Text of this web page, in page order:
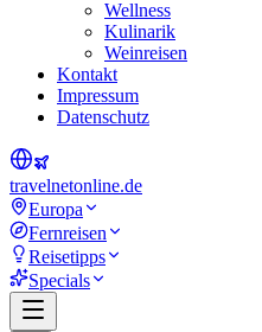
Wellness
Kulinarik
Weinreisen
Kontakt
Impressum
Datenschutz
travelnetonline.de
Europa
Fernreisen
Reisetipps
Specials